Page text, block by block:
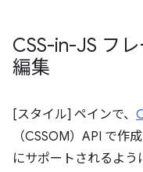
CSS-in-JS フ
編集
[スタイル] ペインで、
（CSSOM）API で作
にサポートされるよう